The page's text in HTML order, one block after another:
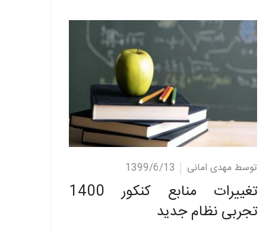
ادامه مطلب توسط مهدی امانی 1399/6/13
تغییرات منابع کنکور 1400
تجربی نظام جدید